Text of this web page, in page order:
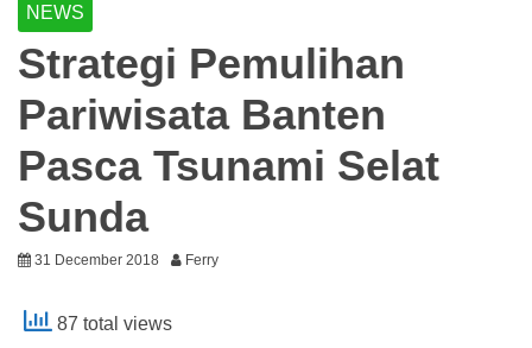
NEWS
Strategi Pemulihan
Pariwisata Banten
Pasca Tsunami Selat
Sunda
31 December 2018 Ferry
87 total views